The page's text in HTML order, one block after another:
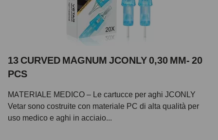
13 CURVED MAGNUM JCONLY 0,30 MM- 20
PCS
MATERIALE MEDICO – Le cartucce per aghi JCONLY
Vetar sono costruite con materiale PC di alta qualità per
uso medico e aghi in acciaio...